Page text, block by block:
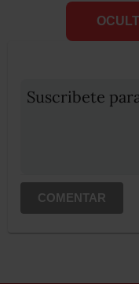
Suscribete
COMENTAR